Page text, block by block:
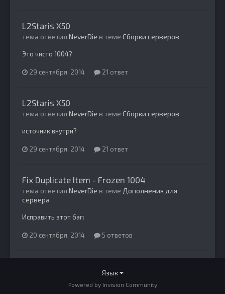
L2Staris X50
тема ответил NeverDie в теме Сборки серверов
Это чисто 1004?
29 сентября, 2014 21 ответ
L2Staris X50
тема ответил NeverDie в теме Сборки серверов
источник внутри?
29 сентября, 2014 21 ответ
Fix Duplicate Item - Frozen 1004
тема ответил NeverDie в теме Дополнения для
сервера
Исправить этот баг:
20 сентября, 2014 5 ответов
Язык
Powered by Invision Community